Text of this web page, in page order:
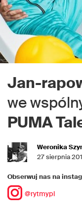
Jan-
we
PUMA
Weronika
27 sierpnia
Obserwuj nas na
@rytmypl